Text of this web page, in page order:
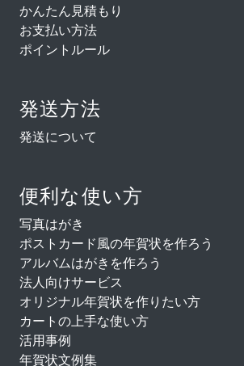
かんたん見積もり
お支払い方法
ポイントルール
発送方法
発送について
便利な使い方
写真はがき
ポストカード風の年賀状を作ろう
アルバムはがきを作ろう
法人向けサービス
オリジナル年賀状を作りたい方
カートの上手な使い方
活用事例
年賀状文例集